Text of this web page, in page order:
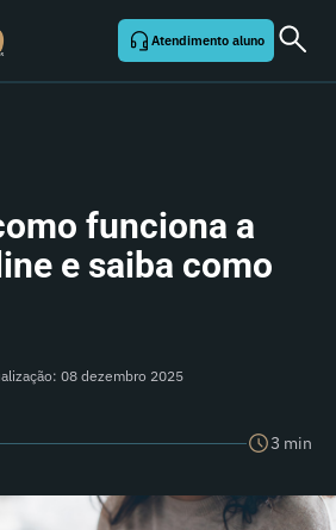
Atendimento aluno
funciona a
e saiba como
08 dezembro 2025
3 min